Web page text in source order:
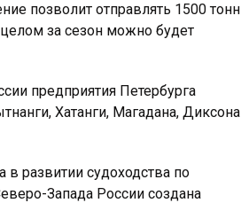
позволит отправлять 1500 тонн
за сезон можно будет
предприятия Петербурга
Хатанги, Магадана, Диксона
в развитии судоходства по
Запада России создана